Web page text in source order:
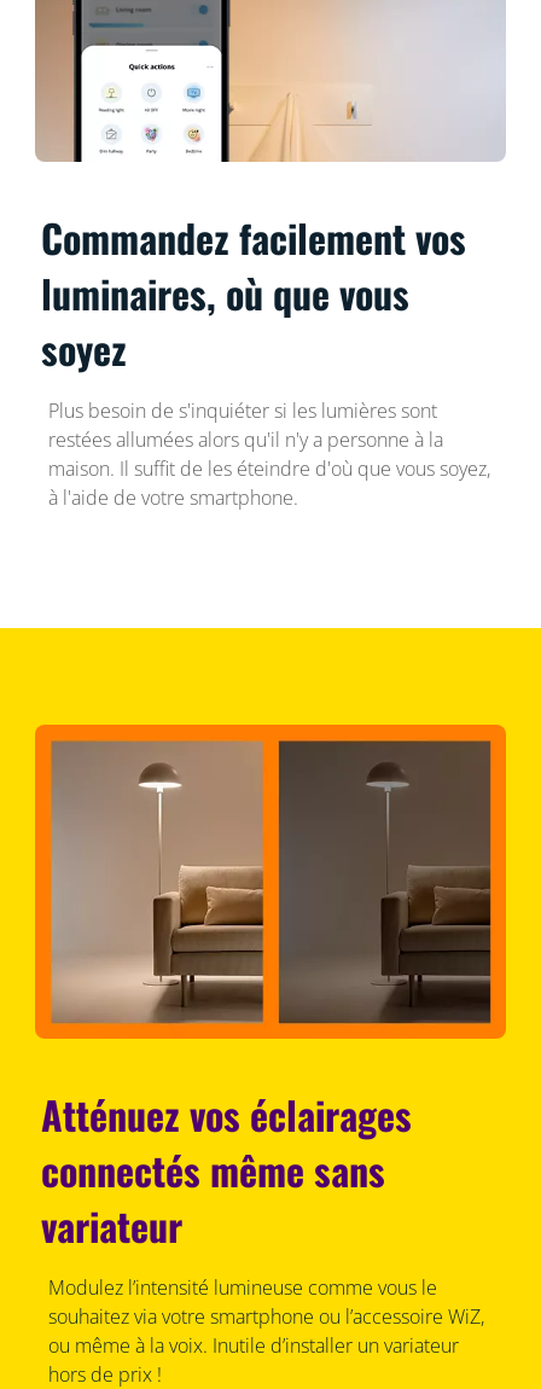
Commandez facilement vos
luminaires, où que vous
soyez
Plus besoin de s'inquiéter si les lumières sont
restées allumées alors qu'il n'y a personne à la
maison. Il suffit de les éteindre d'où que vous soyez,
à l'aide de votre smartphone.
Atténuez vos éclairages
connectés même sans
variateur
Modulez l’intensité lumineuse comme vous le
souhaitez via votre smartphone ou l’accessoire WiZ,
ou même à la voix. Inutile d’installer un variateur
hors de prix !